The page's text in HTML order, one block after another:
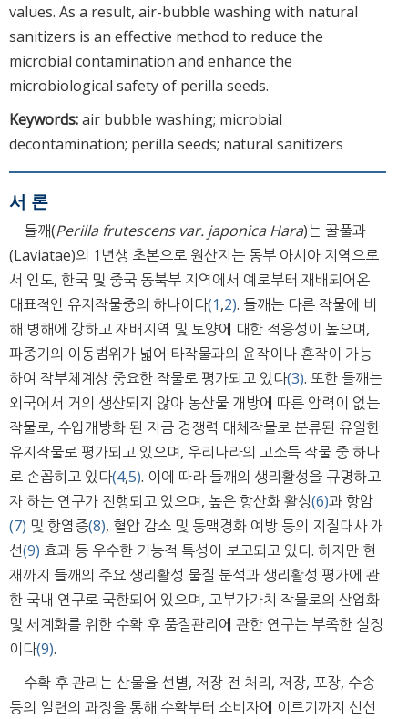
values. As a result, air-bubble washing with natural
sanitizers is an effective method to reduce the
microbial contamination and enhance the
microbiological safety of perilla seeds.
Keywords:air bubble washing; microbial
decontamination; perilla seeds; natural sanitizers
서 론
들깨(Perilla frutescens var. japonica Hara)는 꿀풀과
(Laviatae)의 1년생 초본으로 원산지는 동부 아시아 지역으로
서 인도, 한국 및 중국 동북부 지역에서 예로부터 재배되어온
대표적인 유지작물중의 하나이다(1,2). 들깨는 다른 작물에 비
해 병해에 강하고 재배지역 및 토양에 대한 적응성이 높으며,
파종기의 이동범위가 넓어 타작물과의 윤작이나 혼작이 가능
하여 작부체계상 중요한 작물로 평가되고 있다(3). 또한 들깨는
외국에서 거의 생산되지 않아 농산물 개방에 따른 압력이 없는
작물로, 수입개방화 된 지금 경쟁력 대체작물로 분류된 유일한
유지작물로 평가되고 있으며, 우리나라의 고소득 작물 중 하나
로 손꼽히고 있다(4,5). 이에 따라 들깨의 생리활성을 규명하고
자 하는 연구가 진행되고 있으며, 높은 항산화 활성(6)과 항암
(7) 및 항염증(8), 혈압 감소 및 동맥경화 예방 등의 지질대사 개
선(9) 효과 등 우수한 기능적 특성이 보고되고 있다. 하지만 현
재까지 들깨의 주요 생리활성 물질 분석과 생리활성 평가에 관
한 국내 연구로 국한되어 있으며, 고부가가치 작물로의 산업화
및 세계화를 위한 수확 후 품질관리에 관한 연구는 부족한 실정
이다(9).
수확 후 관리는 산물을 선별, 저장 전 처리, 저장, 포장, 수송
등의 일련의 과정을 통해 수확부터 소비자에 이르기까지 신선